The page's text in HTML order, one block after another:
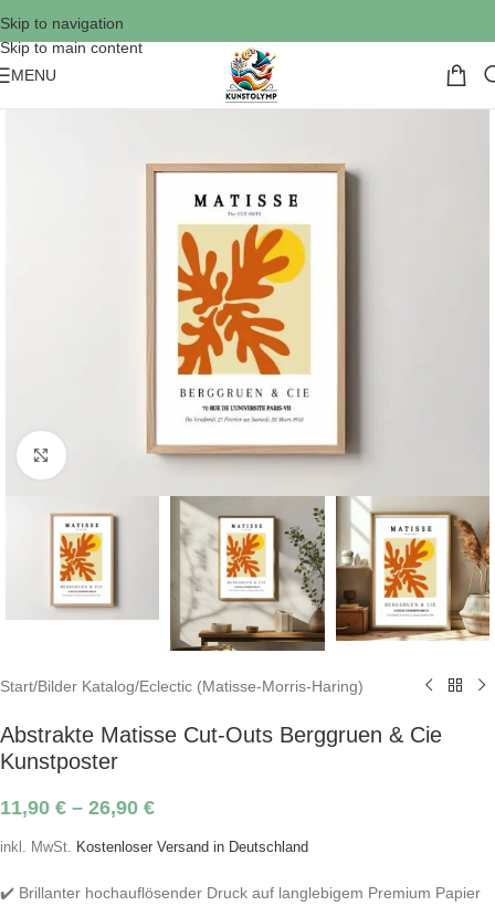
Skip to navigation
Skip to main content
MENU
Click to enlarge
Start/Bilder Katalog/Eclectic (Matisse-Morris-Haring)
Abstrakte Matisse Cut-Outs Berggruen & Cie
Kunstposter
11,90 € – 26,90 €
inkl. MwSt. Kostenloser Versand in Deutschland
✔️ Brillanter hochauflösender Druck auf langlebigem Premium Papier